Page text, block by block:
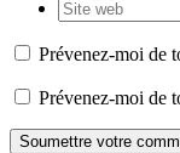
Prévenez-moi de
Prévenez-moi de
Soumettre votre